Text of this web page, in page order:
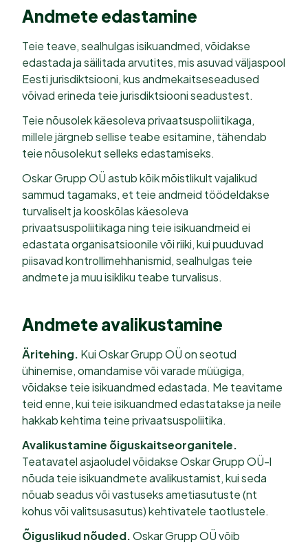
Andmete edastamine
Teie teave, sealhulgas isikuandmed, võidakse
edastada ja säilitada arvutites, mis asuvad väljaspool
Eesti jurisdiktsiooni, kus andmekaitseseadused
võivad erineda teie jurisdiktsiooni seadustest.
Teie nõusolek käesoleva privaatsuspoliitikaga,
millele järgneb sellise teabe esitamine, tähendab
teie nõusolekut selleks edastamiseks.
Oskar Grupp OÜ astub kõik mõistlikult vajalikud
sammud tagamaks, et teie andmeid töödeldakse
turvaliselt ja kooskõlas käesoleva
privaatsuspoliitikaga ning teie isikuandmeid ei
edastata organisatsioonile või riiki, kui puuduvad
piisavad kontrollimehhanismid, sealhulgas teie
andmete ja muu isikliku teabe turvalisus.
Andmete avalikustamine
Äritehing. Kui Oskar Grupp OÜ on seotud
ühinemise, omandamise või varade müügiga,
võidakse teie isikuandmed edastada. Me teavitame
teid enne, kui teie isikuandmed edastatakse ja neile
hakkab kehtima teine privaatsuspoliitika.
Avalikustamine õiguskaitseorganitele.
Teatavatel asjaoludel võidakse Oskar Grupp OÜ-l
nõuda teie isikuandmete avalikustamist, kui seda
nõuab seadus või vastuseks ametiasutuste (nt
kohus või valitsusasutus) kehtivatele taotlustele.
Õiguslikud nõuded.Oskar Grupp OÜ võib